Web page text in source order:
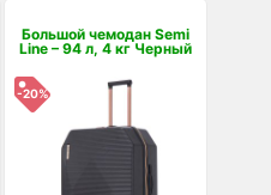
Большой чемодан Semi
Line – 94 л, 4 кг Черный
-20%